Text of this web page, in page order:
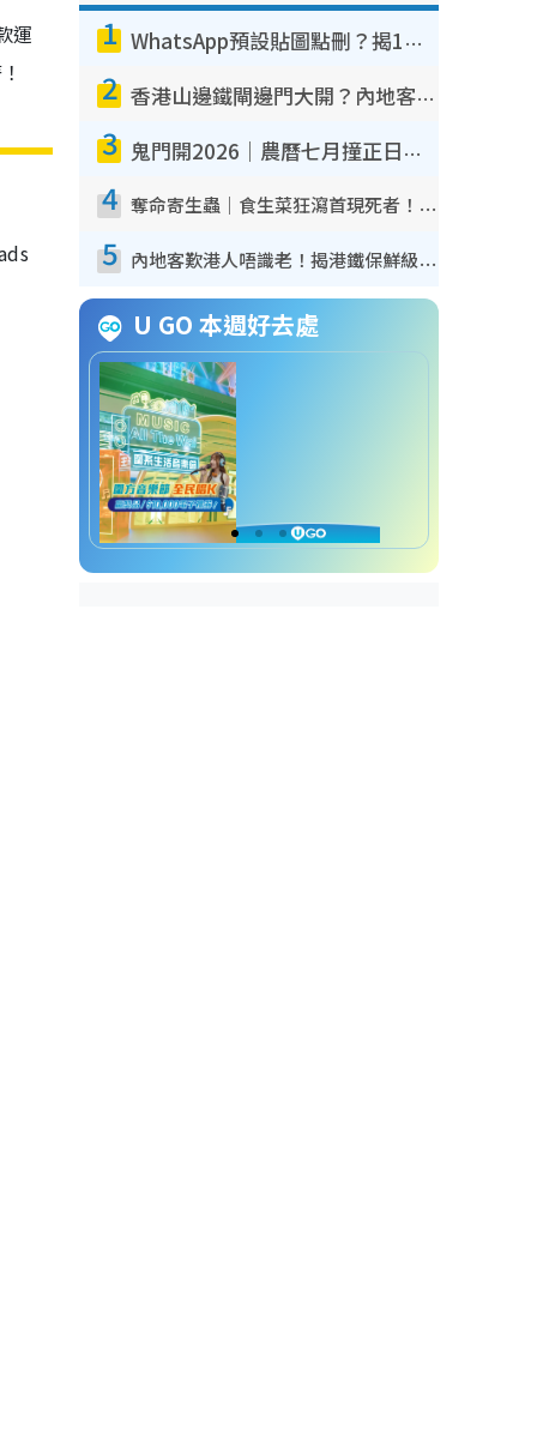
運
1 WhatsApp預設貼圖點刪？揭1招「反向操作」還原簡潔介面 附3步實測教學
2 香港山邊鐵閘邊門大開？內地客困惑意義何在！網民神回覆：呢種叫法理性防禦
3 鬼門開2026｜農曆七月撞正日全食特別邪？專家警告切忌做一事！揭4大禁忌+2招保平安
4 奪命寄生蟲｜食生菜狂瀉首現死者！疫潮惡化錄1.8萬宗病例 揭洗菜3大謬誤
5 內地客歎港人唔識老！揭港鐵保鮮級冷氣 港人求放過：咪投訴
U GO 本週好去處